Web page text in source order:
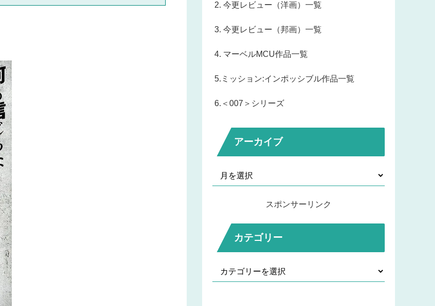
2. 今更レビュー（洋画）一覧
3. 今更レビュー（邦画）一覧
4. マーベルMCU作品一覧
5.ミッション:インポッシブル作品一覧
6.＜007＞シリーズ
アーカイブ
スポンサーリンク
カテゴリー